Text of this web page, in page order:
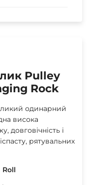
Pulley
Rock
одинарний
висока
довговічність і
рятувальних
Roll